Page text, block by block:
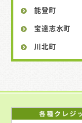
能登町
宝達志水町
川北町